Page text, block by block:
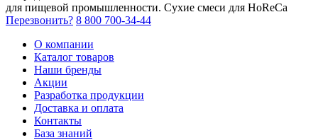
для пищевой промышленности. Сухие смеси для HoReCa
Перезвонить? 8 800 700-34-44
О компании
Каталог товаров
Наши бренды
Акции
Разработка продукции
Доставка и оплата
Контакты
База знаний